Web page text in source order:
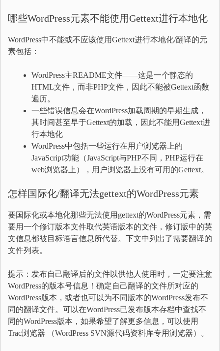
哪些WordPress元素不能使用Gettext进行本地化
WordPress中不能或不应该使用Gettext进行本地化/翻译的元
素包括：
WordPress主README文件——这是一个静态的
HTML文件，而非PHP文件，因此不能被Gettext函数
遍历。
一些错误信息会在WordPress加载周期的早期生成，
其时间甚至早于Gettext的加载，因此不能用Gettext进
行本地化
WordPress中包括一些运行在用户浏览器上的
JavaScript功能（JavaScript与PHP不同，PHP运行在
web浏览器上），用户浏览器上没有可用的Gettext。
怎样国际化/翻译无法gettext的WordPress元素
要国际化或本地化那些无法使用gettext的WordPress元素，需
要用一个修订版本文件取代英语版本的文件，修订版中的英
文信息都被目标语言信息所代替。下文中列出了需要翻译的
文件列表。
提示：发布自己翻译后的文件以供他人使用时，一定要注意
WordPress的版本号信息！确定自己翻译的文件所对应的
WordPress版本，或者也可以为不同版本的WordPress发布不
同的翻译文件。可以在WordPress已发布版本存档中查找不
同的WordPress版本，如果希望了解更多信息，可以使用
Trac浏览器 （WordPress SVN源代码资料库专用浏览器）。